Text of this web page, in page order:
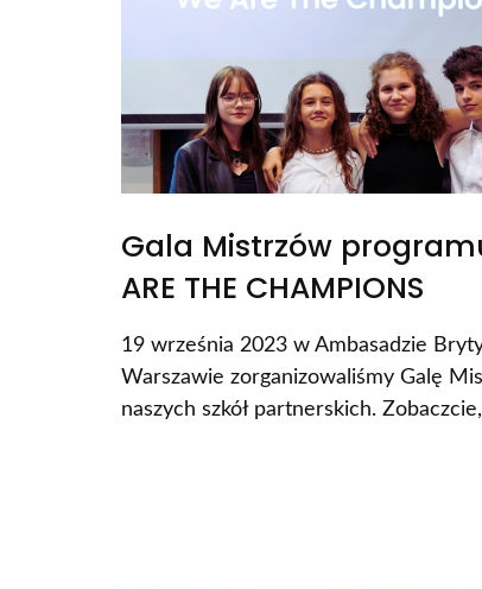
Gala Mistrzów
ARE THE CHAMPIONS
19 września 2023 w Ambasadzie
Warszawie zorganizowaliśmy Galę
naszych szkół partnerskich.